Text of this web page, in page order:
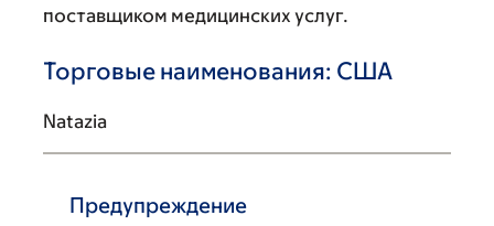
поставщиком медицинских услуг.
Торговые наименования: США
Natazia
Предупреждение